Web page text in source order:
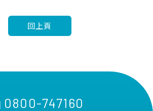
回上頁
0800-747160